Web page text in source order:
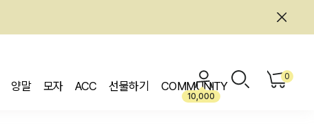
양말 모자 ACC 선물하기 COMMUNITY
10,000
0